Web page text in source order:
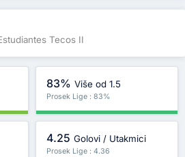
Tecos II
83% Više od 1.5
Prosek Lige : 83%
4.25 Golovi / Utakmici
Prosek Lige : 4.36